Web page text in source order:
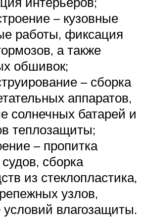
– кузовные
работы, фиксация
а также
обшивок;
– сборка
аппаратов,
солнечных батарей и
теплозащиты;
– пропитка
сборка
из стеклопластика,
узлов,
условий влагозащиты.